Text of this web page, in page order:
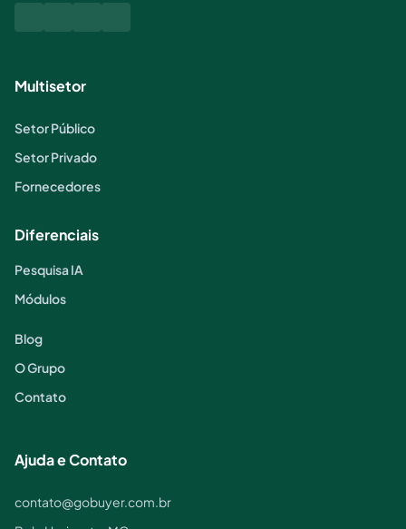
Multisetor
Setor Público
Setor Privado
Fornecedores
Diferenciais
Pesquisa IA
Módulos
Blog
O Grupo
Contato
Ajuda e Contato
contato@gobuyer.com.br